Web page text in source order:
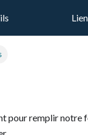
pour remplir